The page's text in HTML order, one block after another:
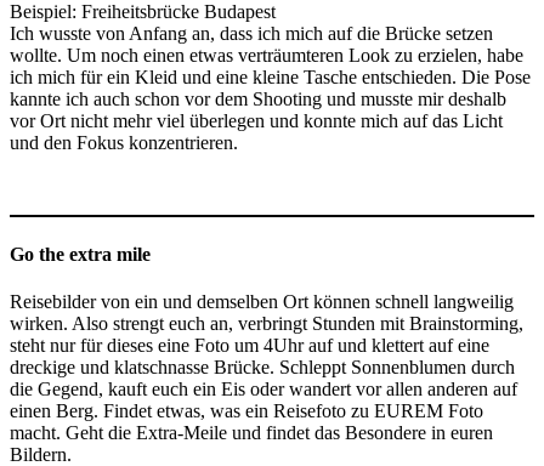
Beispiel: Freiheitsbrücke Budapest
Ich wusste von Anfang an, dass ich mich auf die Brücke setzen
wollte. Um noch einen etwas verträumteren Look zu erzielen, habe
ich mich für ein Kleid und eine kleine Tasche entschieden. Die Pose
kannte ich auch schon vor dem Shooting und musste mir deshalb
vor Ort nicht mehr viel überlegen und konnte mich auf das Licht
und den Fokus konzentrieren.
Go the extra mile
Reisebilder von ein und demselben Ort können schnell langweilig
wirken. Also strengt euch an, verbringt Stunden mit Brainstorming,
steht nur für dieses eine Foto um 4Uhr auf und klettert auf eine
dreckige und klatschnasse Brücke. Schleppt Sonnenblumen durch
die Gegend, kauft euch ein Eis oder wandert vor allen anderen auf
einen Berg. Findet etwas, was ein Reisefoto zu EUREM Foto
macht. Geht die Extra-Meile und findet das Besondere in euren
Bildern.